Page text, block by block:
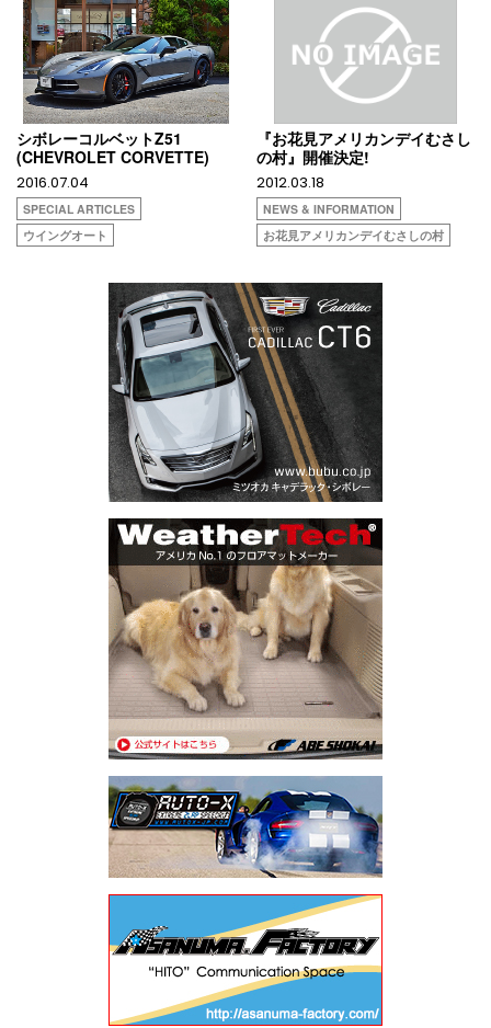
シボレーコルベットZ51
(CHEVROLET CORVETTE)
2016.07.04
SPECIAL ARTICLES
ウイングオート
『お花見アメリカンデイむさし
の村』開催決定!
2012.03.18
NEWS & INFORMATION
お花見アメリカンデイむさしの村